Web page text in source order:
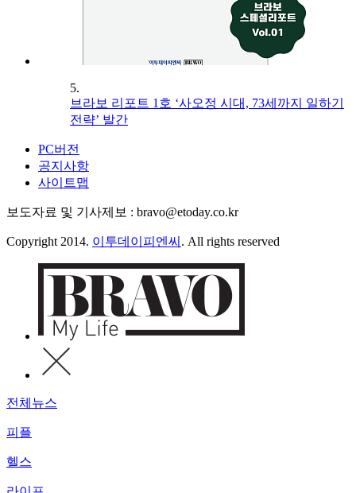
5.
브라보 리포트 1호 ‘사오정 시대, 73세까지 일하기
전략’ 발간
PC버전
공지사항
사이트맵
보도자료 및 기사제보 : bravo@etoday.co.kr
Copyright 2014. 이투데이피엔씨 . All rights reserved
전체뉴스
피플
헬스